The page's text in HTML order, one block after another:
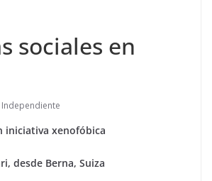
sociales en
Independiente
iniciativa xenofóbica
desde Berna, Suiza